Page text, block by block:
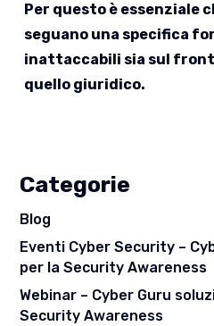
Categorie
Blog
Eventi Cyber Security –
per la Security Awareness
Webinar – Cyber Guru
Security Awareness
Per questo è essenziale
seguano una specifica
inattaccabili sia sul
quello giuridico.